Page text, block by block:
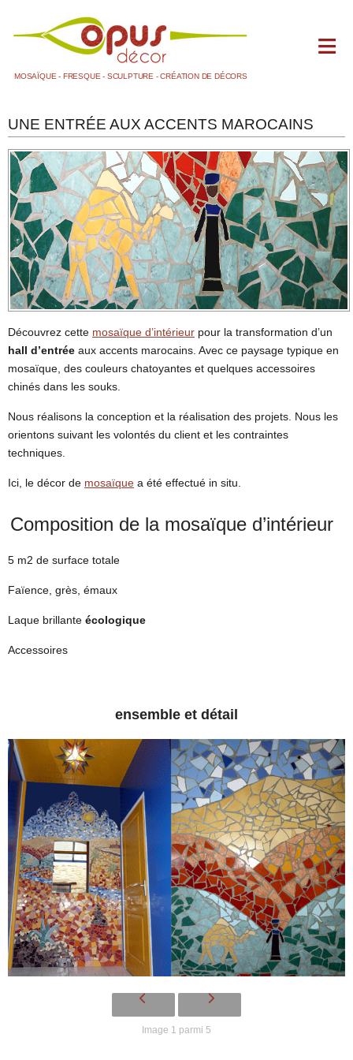
MOSAÏQUE - FRESQUE - SCULPTURE - CRÉATION DE DÉCORS
BLOG
DOMAINES D'ACTIVITÉS
LA FRESQUE PEINTE
LA MOSAÏQUE
1 SALLE DE BAIN
2 AUTRES
LA SCULPTURE ET LE MOULAGE
LES FACTICES ALIMENTAIRES
+
CONTACT
UNE ENTRÉE AUX ACCENTS MAROCAINS
Découvrez cette mosaïque d’intérieur pour la transformation d’un
hall d’entrée aux accents marocains. Avec ce paysage typique en
mosaïque, des couleurs chatoyantes et quelques accessoires
chinés dans les souks.
Nous réalisons la conception et la réalisation des projets. Nous les
orientons suivant les volontés du client et les contraintes
techniques.
Ici, le décor de mosaïque a été effectué in situ.
Composition de la mosaïque d’intérieur
5 m2 de surface totale
Faïence, grès, émaux
Laque brillante écologique
Accessoires
ensemble et détail
Image 1 parmi 5